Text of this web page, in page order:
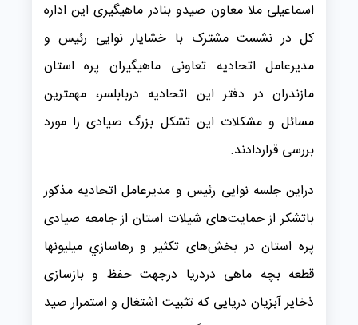
اسماعیلی ملا معاون صیدو بنادر ماهیگیری این اداره
کل در نشست مشترک با خشایار نوایی رئيس و
مدیرعامل اتحادیه تعاونی ماهیگیران پره استان
مازندران در دفتر این اتحادیه دربابلسر، مهمترین
مسائل و مشکلات این تشکل بزرگ صیادی را مورد
بررسی قراردادند.
دراین جلسه نوایی رئیس و مدیرعامل اتحادیه مذکور
باتشکر از حمایت‌های شیلات استان از جامعه صیادی
پره استان در بخش‌های تکثیر و رهاسازي میلیونها
قطعه بچه ماهی دردریا درجهت حفظ و بازسازی
ذخایر آبزیان دریایی که تثبیت اشتغال و استمرار صید